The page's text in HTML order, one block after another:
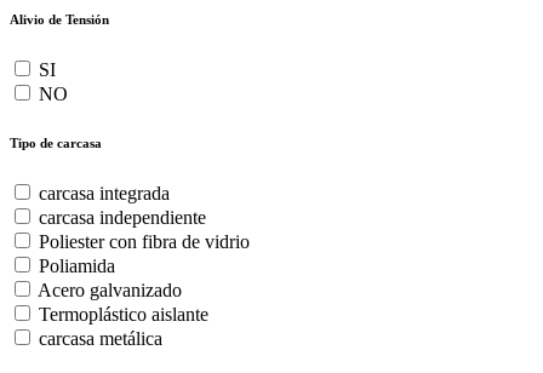
Alivio de Tensión
SI
NO
Tipo de carcasa
carcasa integrada
carcasa independiente
Poliester con fibra de vidrio
Poliamida
Acero galvanizado
Termoplástico aislante
carcasa metálica